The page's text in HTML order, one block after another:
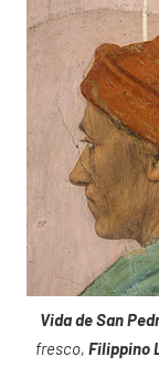
Vida de San
fresco, Filippino